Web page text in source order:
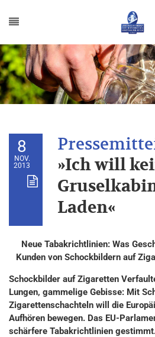
8
NOV.
2013
»Ich will
Laden«
Neue Tabakrichtlinien: Was
Kunden von Schockbildern auf
Schockbilder auf Zigaretten
Lungen, gammelige Gebisse: Mit
Zigarettenschachteln will die
Aufhören bewegen. Das EU-
schärfere Tabakrichtlinien